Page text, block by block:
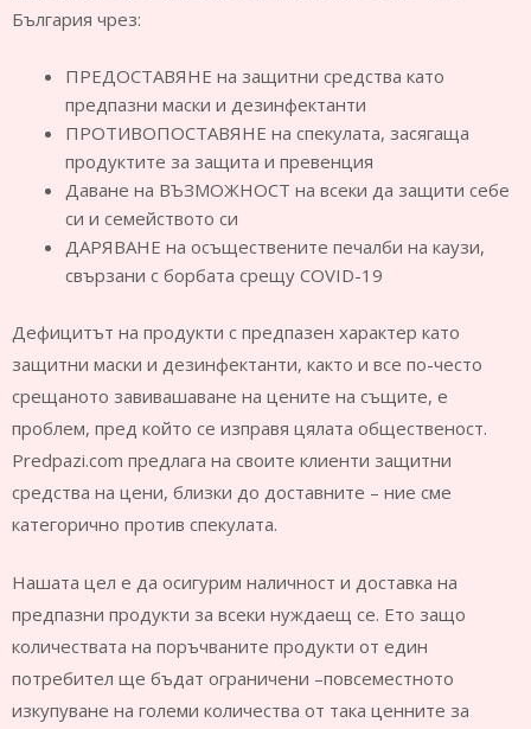
България чрез:
ПРЕДОСТАВЯНЕ на защитни средства като
предпазни маски и дезинфектанти
ПРОТИВОПОСТАВЯНЕ на спекулата, засягаща
продуктите за защита и превенция
Даване на ВЪЗМОЖНОСТ на всеки да защити себе
си и семейството си
ДАРЯВАНЕ на осъществените печалби на каузи,
свързани с борбата срещу COVID-19
Дефицитът на продукти с предпазен характер като
защитни маски и дезинфектанти, както и все по-често
срещаното завивашаване на цените на същите, е
проблем, пред който се изправя цялата общественост.
Predpazi.com предлага на своите клиенти защитни
средства на цени, близки до доставните – ние сме
категорично против спекулата.
Нашата цел е да осигурим наличност и доставка на
предпазни продукти за всеки нуждаещ се. Ето защо
количествата на поръчваните продукти от един
потребител ще бъдат ограничени –повсеместното
изкупуване на големи количества от така ценните за